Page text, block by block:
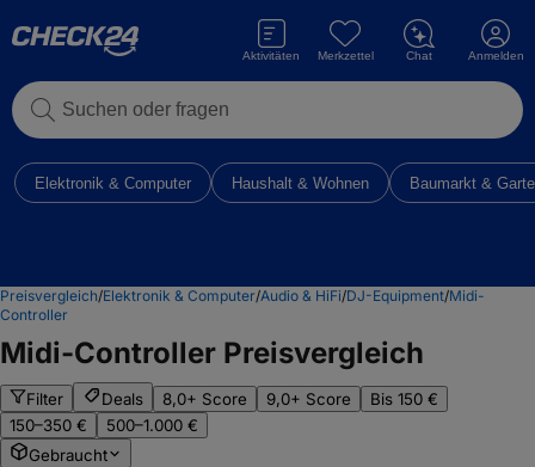
Suchen oder fragen
Aktivitäten Merkzettel Chat Anmelden
Elektronik & Computer Haushalt & Wohnen Baumarkt &
Preisvergleich/Elektronik & Computer/Audio & HiFi/DJ-Equipment/Midi-
Controller
Midi-Controller Preisvergleich
Filter Deals 8,0+ Score 9,0+ Score
Bis 150 €
150–350 €
500–1.000 €
Gebraucht